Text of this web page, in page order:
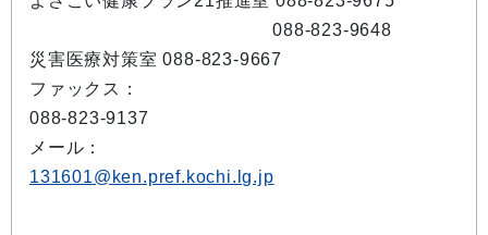
088-823-9648
災害医療対策室 088-823-9667
ファックス：
088-823-9137
メール：
131601@ken.pref.kochi.lg.jp